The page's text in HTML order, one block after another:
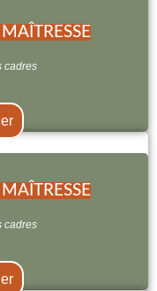
cadres
cadres